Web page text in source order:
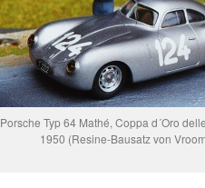
Porsche Typ 64 Mathé, Coppa d´Oro
1950 (Resine-Bausatz von